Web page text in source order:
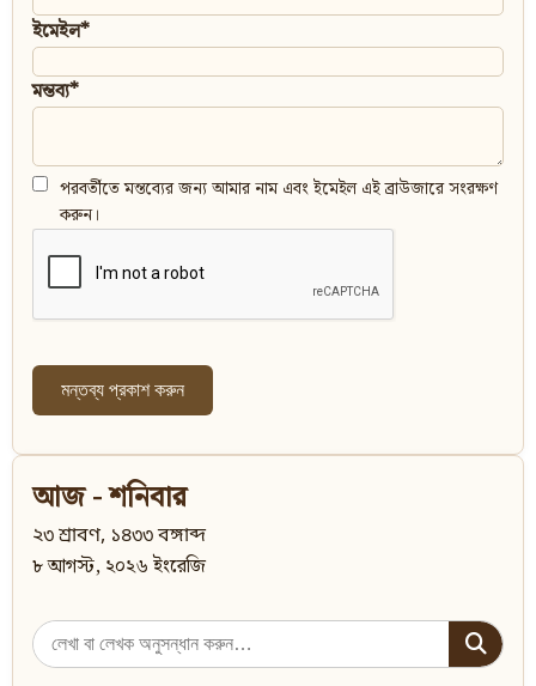
ইমেইল*
মন্তব্য*
পরবর্তীতে মন্তব্যের জন্য আমার নাম এবং ইমেইল এই ব্রাউজারে সংরক্ষণ
করুন।
আজ - শনিবার
২৩ শ্রাবণ, ১৪৩৩ বঙ্গাব্দ
৮ আগস্ট, ২০২৬ ইংরেজি
Search
for: